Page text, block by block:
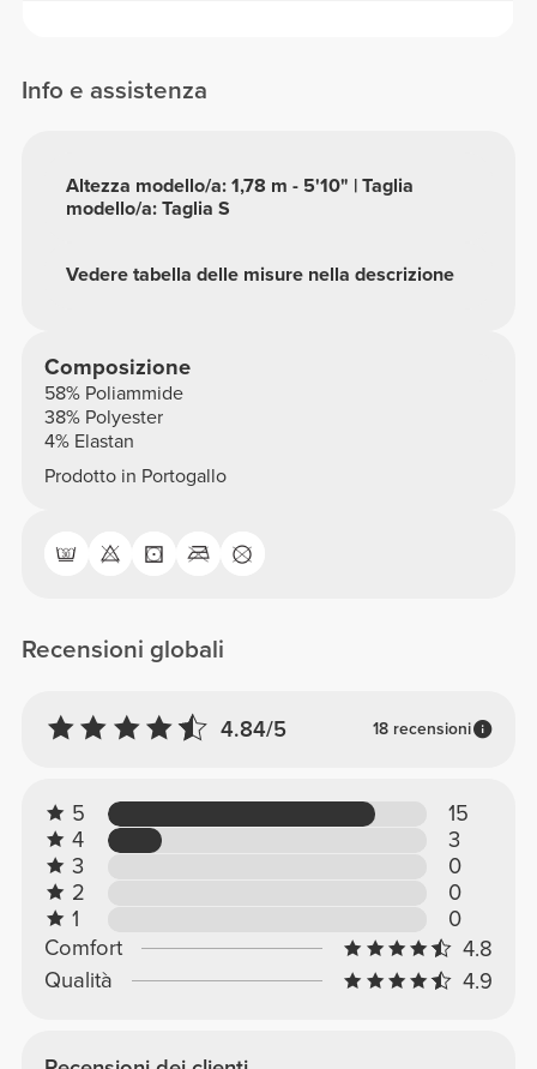
Info e assistenza
Vedere tabella delle misure nella descrizione
Altezza modello/a: 1,78 m - 5'10" | Taglia
modello/a: Taglia S
Composizione
58% Poliammide
38% Polyester
4% Elastan
Prodotto in Portogallo
Recensioni globali
4.84/5 18 recensioni
5
15
4
3
3
0
2
0
1
0
Comfort
4.8
Qualità
4.9